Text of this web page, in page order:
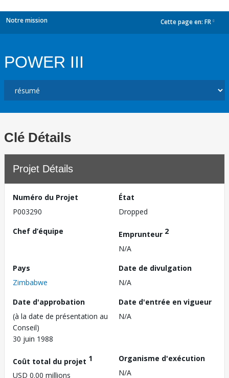
Notre mission Cette page en: FR
POWER III
Clé Détails
Projet Détails
Numéro du Projet
P003290
État
Dropped
Chef d’équipe
Emprunteur 2
N/A
Pays
Zimbabwe
Date de divulgation
N/A
Date d'approbation
(à la date de présentation au
Conseil)
30 juin 1988
Date d'entrée en vigueur
N/A
Coût total du projet 1
USD 0.00 millions
Organisme d'exécution
N/A